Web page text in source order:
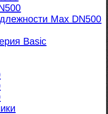
Max DN500
Basic